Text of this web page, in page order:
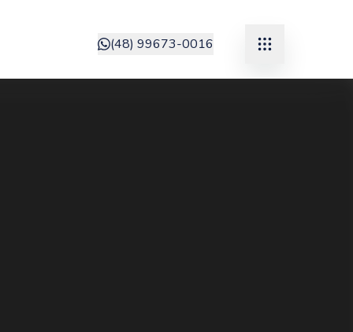
(48) 99673-0016